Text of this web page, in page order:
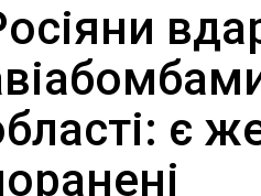
є